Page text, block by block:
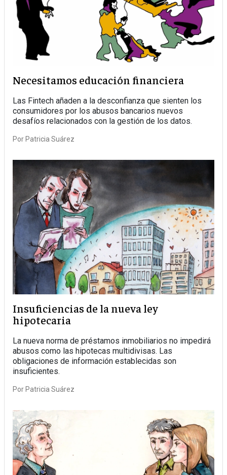
Necesitamos educación financiera
Las Fintech añaden a la desconfianza que sienten los
consumidores por los abusos bancarios nuevos
desafíos relacionados con la gestión de los datos.
Por Patricia Suárez
Insuficiencias de la nueva ley
hipotecaria
La nueva norma de préstamos inmobiliarios no impedirá
abusos como las hipotecas multidivisas. Las
obligaciones de información establecidas son
insuficientes.
Por Patricia Suárez